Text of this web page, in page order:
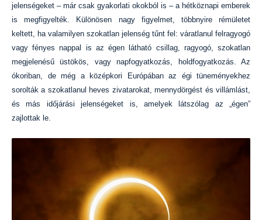
jelenségeket – már csak gyakorlati okokból is – a hétköznapi emberek
is megfigyelték. Különösen nagy figyelmet, többnyire rémületet
keltett, ha valamilyen szokatlan jelenség tűnt fel: váratlanul felragyogó
vagy fényes nappal is az égen látható csillag, ragyogó, szokatlan
megjelenésű üstökös, vagy napfogyatkozás, holdfogyatkozás. Az
ókoriban, de még a középkori Európában az égi tüneményekhez
sorolták a szokatlanul heves zivatarokat, mennydörgést és villámlást,
és más időjárási jelenségeket is, amelyek látszólag az „égen”
zajlottak le.